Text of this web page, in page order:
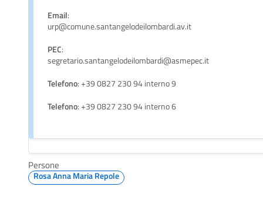
Email:
urp@comune.santangelodeilombardi.av.it
PEC:
segretario.santangelodeilombardi@asmepec.it
Telefono: +39 0827 230 94 interno 9
Telefono: +39 0827 230 94 interno 6
Persone
Rosa Anna Maria Repole